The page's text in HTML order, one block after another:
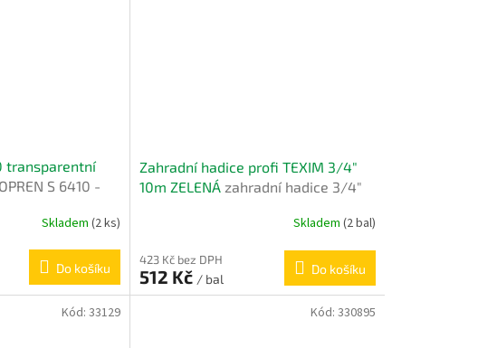
transparentní
S 6410 -
Skladem (2 ks)
Do košíku
Zahradní hadice profi TEXIM 3/4"
10m ZELENÁ zahradní hadice 3/4"
Skladem (2 bal)
423 Kč bez DPH
512 Kč / bal
Do košíku
Kód: 33129 Kód: 330895